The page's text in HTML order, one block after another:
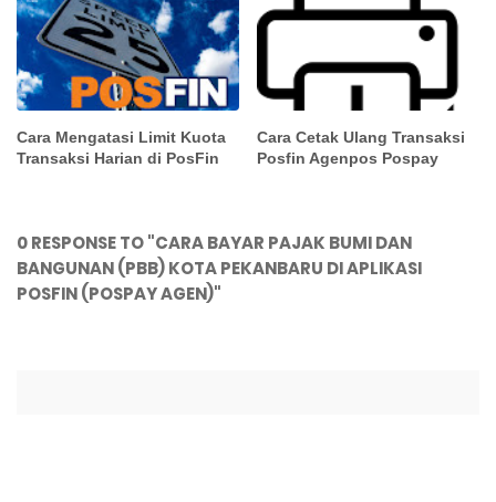
Cara Mengatasi Limit Kuota
Transaksi Harian di PosFin
Cara Cetak Ulang Transaksi
Posfin Agenpos Pospay
0 RESPONSE TO "CARA BAYAR PAJAK BUMI DAN
BANGUNAN (PBB) KOTA PEKANBARU DI APLIKASI
POSFIN (POSPAY AGEN)"